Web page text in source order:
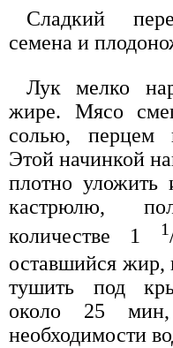
Сладкий
семена и
Лук мелко
жире. Мясо
солью, перцем
Этой начинкой
плотно
кастрюлю,
количестве 1
1
оставшийся жир,
тушить под
около 25
необходимости